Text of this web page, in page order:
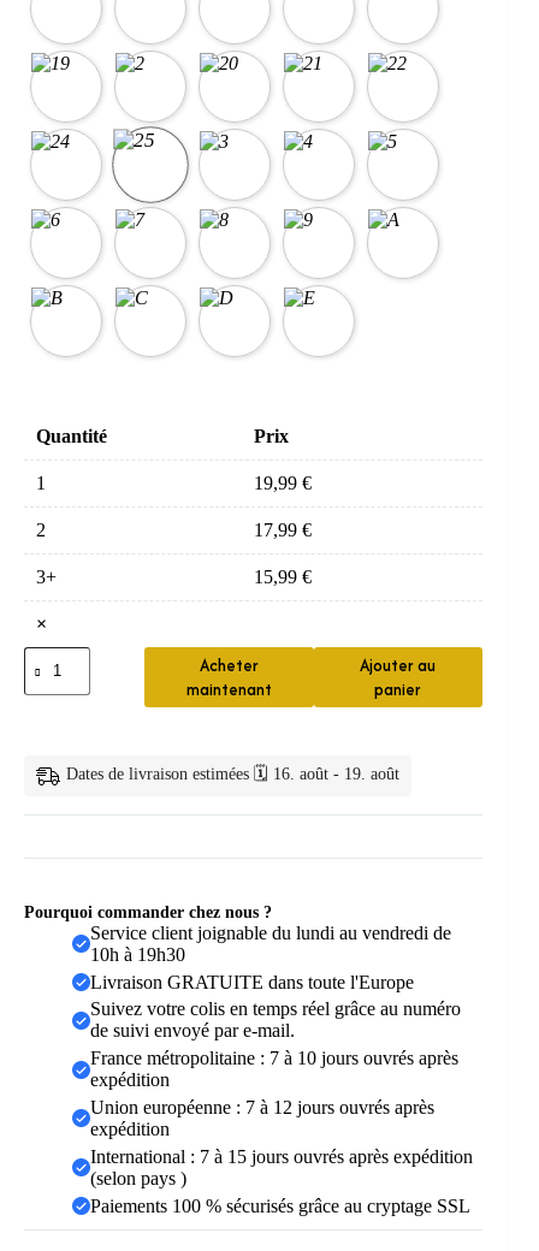
Quantité Prix
1 19,99 €
2 17,99 €
3+ 15,99 €
×
quantité
de
Chouchous
satin
Acheter
maintenant
Ajouter au
panier
Dates de livraison estimées 🗓️ 16. août - 19. août
Pourquoi commander chez nous ?
Service client joignable du lundi au vendredi de
10h à 19h30
Livraison GRATUITE dans toute l'Europe
Suivez votre colis en temps réel grâce au numéro
de suivi envoyé par e-mail.
France métropolitaine : 7 à 10 jours ouvrés après
expédition
Union européenne : 7 à 12 jours ouvrés après
expédition
International : 7 à 15 jours ouvrés après expédition
(selon pays )
Paiements 100 % sécurisés grâce au cryptage SSL